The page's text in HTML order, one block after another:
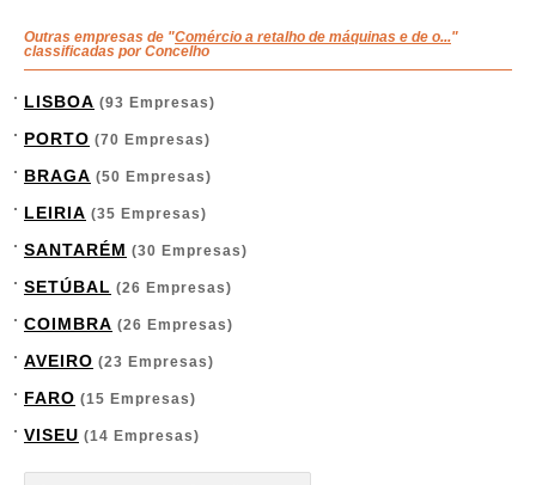
Outras empresas de "Comércio a retalho de máquinas e de o..."
classificadas por Concelho
LISBOA (93 Empresas)
PORTO (70 Empresas)
BRAGA (50 Empresas)
LEIRIA (35 Empresas)
SANTARÉM (30 Empresas)
SETÚBAL (26 Empresas)
COIMBRA (26 Empresas)
AVEIRO (23 Empresas)
FARO (15 Empresas)
VISEU (14 Empresas)